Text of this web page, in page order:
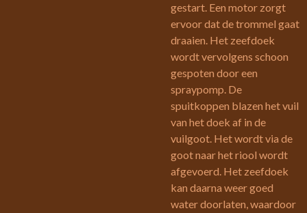
gestart. Een motor zorgt
ervoor dat de trommel gaat
draaien. Het zeefdoek
wordt vervolgens schoon
gespoten door een
spraypomp. De
spuitkoppen blazen het vuil
van het doek af in de
vuilgoot. Het wordt via de
goot naar het riool wordt
afgevoerd. Het zeefdoek
kan daarna weer goed
water doorlaten, waardoor